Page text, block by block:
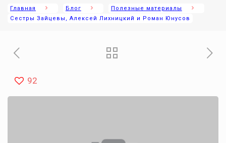
Главная Блог
Полезные материалы
Сестры Зайцевы, Алексей Лихницкий и Роман Юнусов
92